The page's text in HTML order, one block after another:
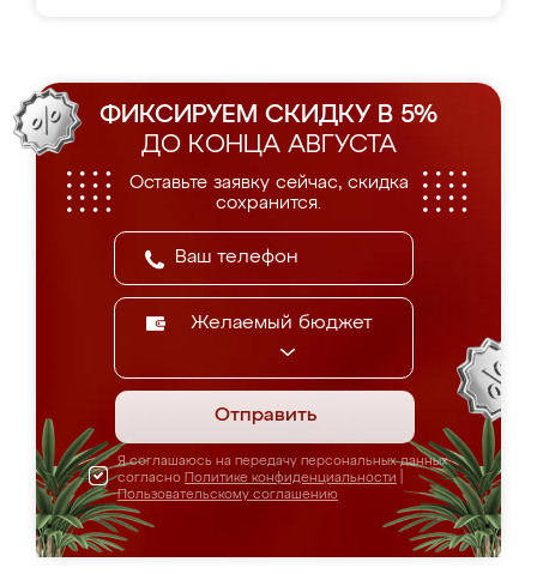
ФИКСИРУЕМ СКИДКУ В 5%
ДО КОНЦА АВГУСТА
Оставьте заявку сейчас, скидка
сохранится.
Желаемый бюджет
Отправить
Я соглашаюсь на передачу персональных данных
согласно Политике конфиденциальности
Пользовательскому соглашению